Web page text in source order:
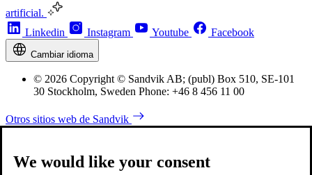
artificial.
Linkedin
Instagram Youtube Facebook
Cambiar idioma
© 2026 Copyright © Sandvik AB; (publ) Box 510, SE-101
30 Stockholm, Sweden Phone: +46 8 456 11 00
Otros sitios web de Sandvik
We would like your consent